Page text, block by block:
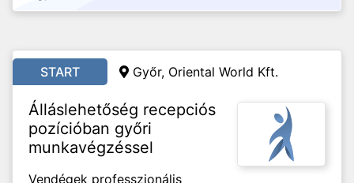
START Győr, Oriental World Kft.
Álláslehetőség recepciós
pozícióban győri
munkavégzéssel
Vendégek professzionális